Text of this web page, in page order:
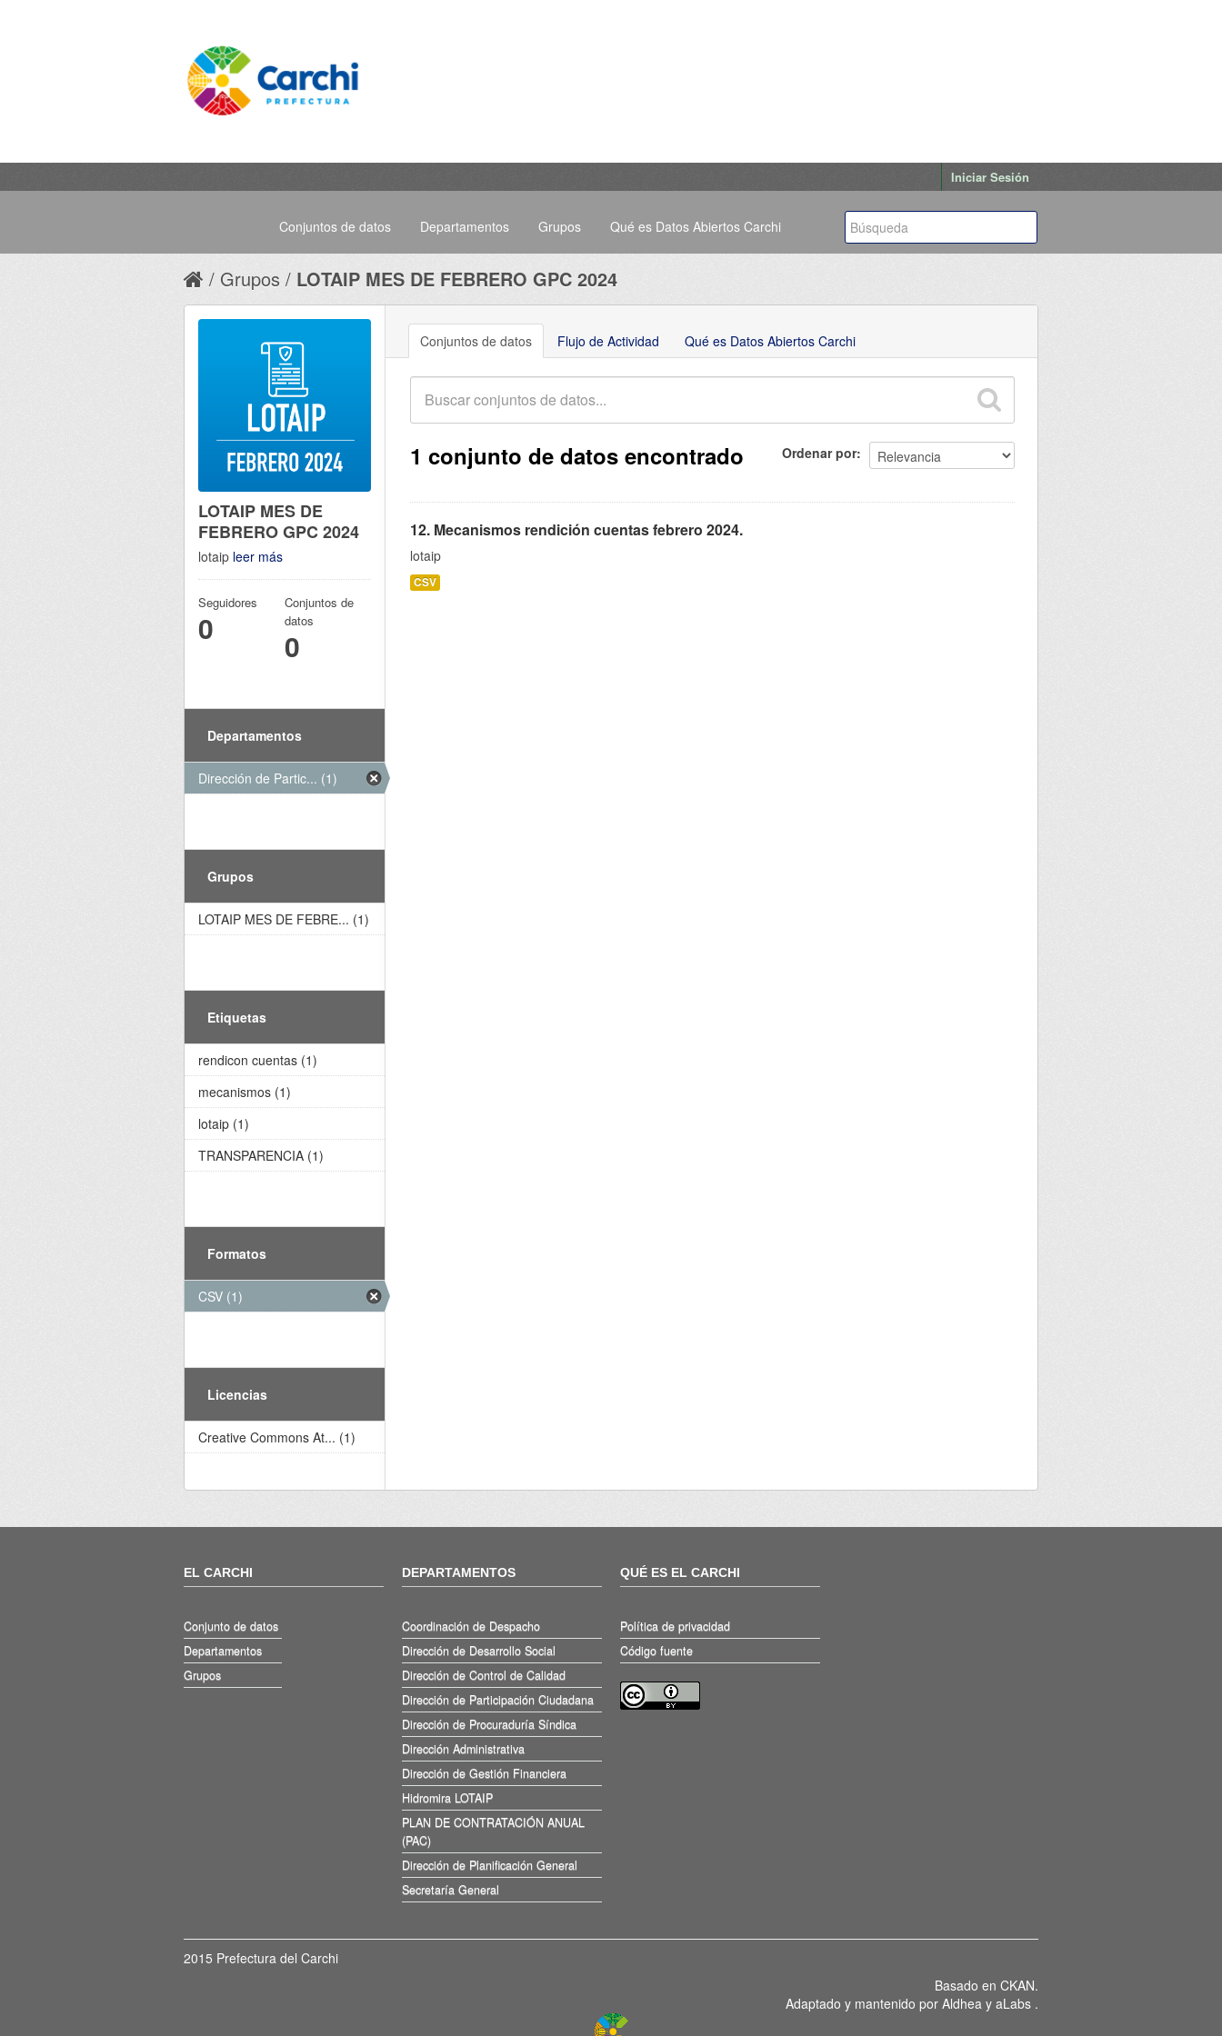
Iniciar Sesión
Conjuntos de datos Departamentos Grupos Qué es Datos Abiertos Carchi
Grupos LOTAIP MES DE FEBRERO GPC 2024
Conjuntos de datos Flujo de Actividad Qué es Datos Abiertos Carchi
Ordenar por
1 conjunto de datos encontrado
12. Mecanismos rendición cuentas febrero 2024.
lotaip
CSV
LOTAIP MES DE
FEBRERO GPC 2024
lotaip leer más
Seguidores
0
Conjuntos de
datos
0
Departamentos
Dirección de Partic... (1)
Grupos
LOTAIP MES DE FEBRE... (1)
Etiquetas
rendicon cuentas (1)
mecanismos (1)
lotaip (1)
TRANSPARENCIA (1)
Formatos
CSV (1)
Licencias
Creative Commons At... (1)
EL CARCHI
Conjunto de datos
Departamentos
Grupos
DEPARTAMENTOS
Coordinación de Despacho
Dirección de Desarrollo Social
Dirección de Control de Calidad
Dirección de Participación Ciudadana
Dirección de Procuraduría Síndica
Dirección Administrativa
Dirección de Gestión Financiera
Hidromira LOTAIP
PLAN DE CONTRATACIÓN ANUAL
(PAC)
Dirección de Planificación General
Secretaría General
QUÉ ES EL CARCHI
Política de privacidad
Código fuente
2015 Prefectura del Carchi
Basado en CKAN.
Adaptado y mantenido por Aldhea y aLabs .